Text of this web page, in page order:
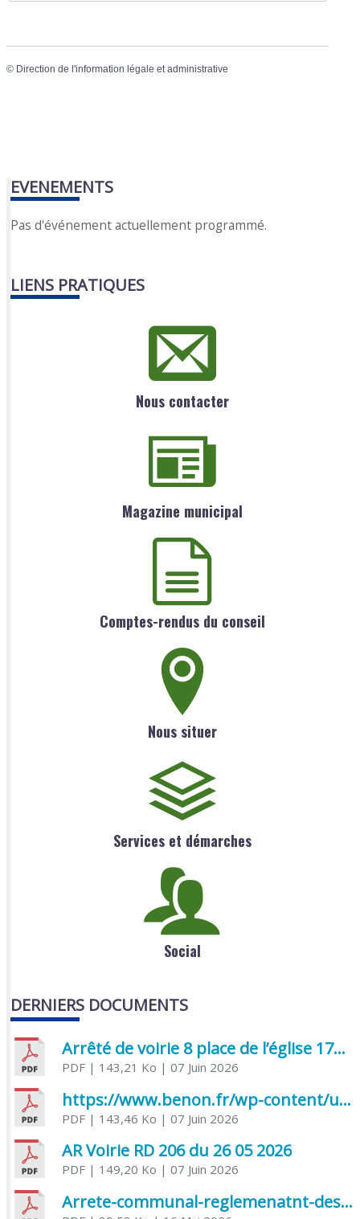
© Direction de l'information légale et administrative
EVENEMENTS
Pas d'événement actuellement programmé.
LIENS PRATIQUES
Nous contacter
Magazine municipal
Comptes-rendus du conseil
Nous situer
Services et démarches
Social
DERNIERS DOCUMENTS
Arrêté de voirie 8 place de l’église 17170 Benon
PDF| 143,21 Ko | 07 Juin 2026
https://www.benon.fr/wp-content/uploads/2026/06/AR-Voirie-Chemin-de-Lafond-du-26-05-2026.pdf
PDF| 143,46 Ko | 07 Juin 2026
AR Voirie RD 206 du 26 05 2026
PDF| 149,20 Ko | 07 Juin 2026
Arrete-communal-reglemenatnt-des-bruits-de-voisinage-et-des-activites-bruyantes